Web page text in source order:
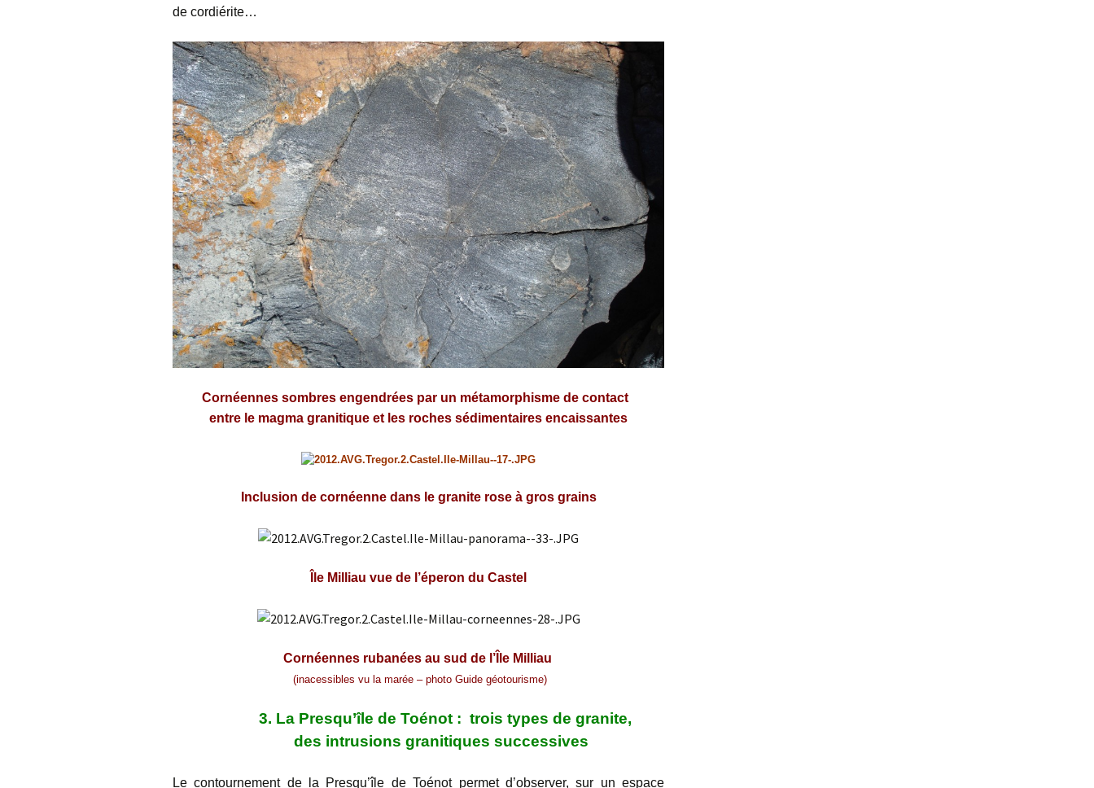
de cordiérite…
Cornéennes sombres engendrées par un métamorphisme de contact
entre le magma granitique et les roches sédimentaires encaissantes
Inclusion de cornéenne dans le granite rose à gros grains
Île Milliau vue de l’éperon du Castel
Cornéennes rubanées au sud de l’Île Milliau
(inacessibles vu la marée – photo Guide géotourisme)
3. La Presqu’île de Toénot : trois types de granite,
des intrusions granitiques successives
Le contournement de la Presqu’île de Toénot permet d’observer, sur un espace